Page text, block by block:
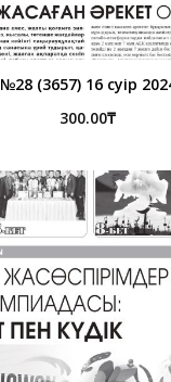
№28 (3657) 16 сәуір
300.00₸